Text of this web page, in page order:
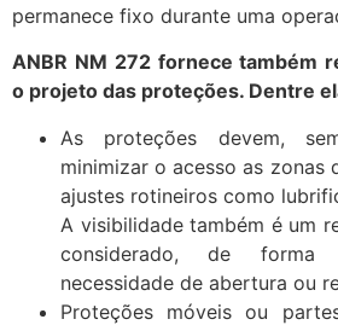
permanece fixo durante uma
ANBR NM 272 fornece também
o projeto das proteções. Dentre
As proteções devem,
minimizar o acesso as zonas
ajustes rotineiros como
A visibilidade também é um
considerado, de
necessidade de abertura ou
Proteções móveis ou